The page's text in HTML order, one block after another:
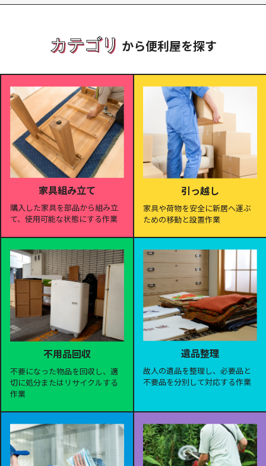
カテゴリ から便利屋を探す
家具組み立て
購入した家具を部品から組み立
て、使用可能な状態にする作業
引っ越し
家具や荷物を安全に新居へ運ぶ
ための移動と設置作業
不用品回収
不要になった物品を回収し、適
切に処分またはリサイクルする
作業
遺品整理
故人の遺品を整理し、必要品と
不要品を分別して対応する作業